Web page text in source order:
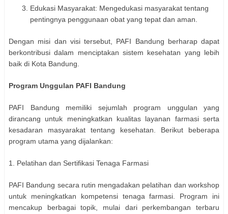
Edukasi Masyarakat: Mengedukasi masyarakat tentang
pentingnya penggunaan obat yang tepat dan aman.
Dengan misi dan visi tersebut, PAFI Bandung berharap dapat
berkontribusi dalam menciptakan sistem kesehatan yang lebih
baik di Kota Bandung.
Program Unggulan PAFI Bandung
PAFI Bandung memiliki sejumlah program unggulan yang
dirancang untuk meningkatkan kualitas layanan farmasi serta
kesadaran masyarakat tentang kesehatan. Berikut beberapa
program utama yang dijalankan:
1. Pelatihan dan Sertifikasi Tenaga Farmasi
PAFI Bandung secara rutin mengadakan pelatihan dan workshop
untuk meningkatkan kompetensi tenaga farmasi. Program ini
mencakup berbagai topik, mulai dari perkembangan terbaru